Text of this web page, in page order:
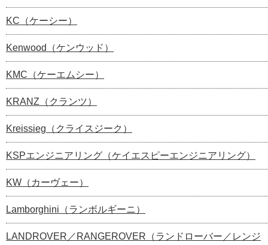
KC（ケーシー）
Kenwood（ケンウッド）
KMC（ケーエムシー）
KRANZ（クランツ）
Kreissieg（クライスジーク）
KSPエンジニアリング（ケイエスピーエンジニアリング）
KW（カーヴェー）
Lamborghini（ランボルギーニ）
LANDROVER／RANGEROVER（ランドローバー／レンジ